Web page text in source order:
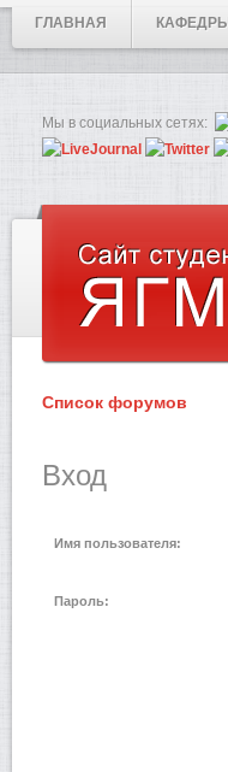
ГЛАВНАЯ КАФЕДРЫ
Мы в социальных сетях:
Список форумов
Вход
Имя пользователя:
Пароль: